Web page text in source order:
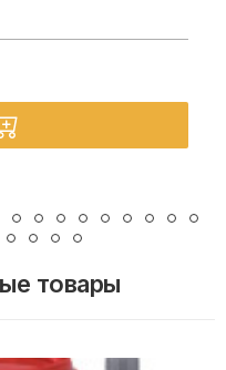
товары